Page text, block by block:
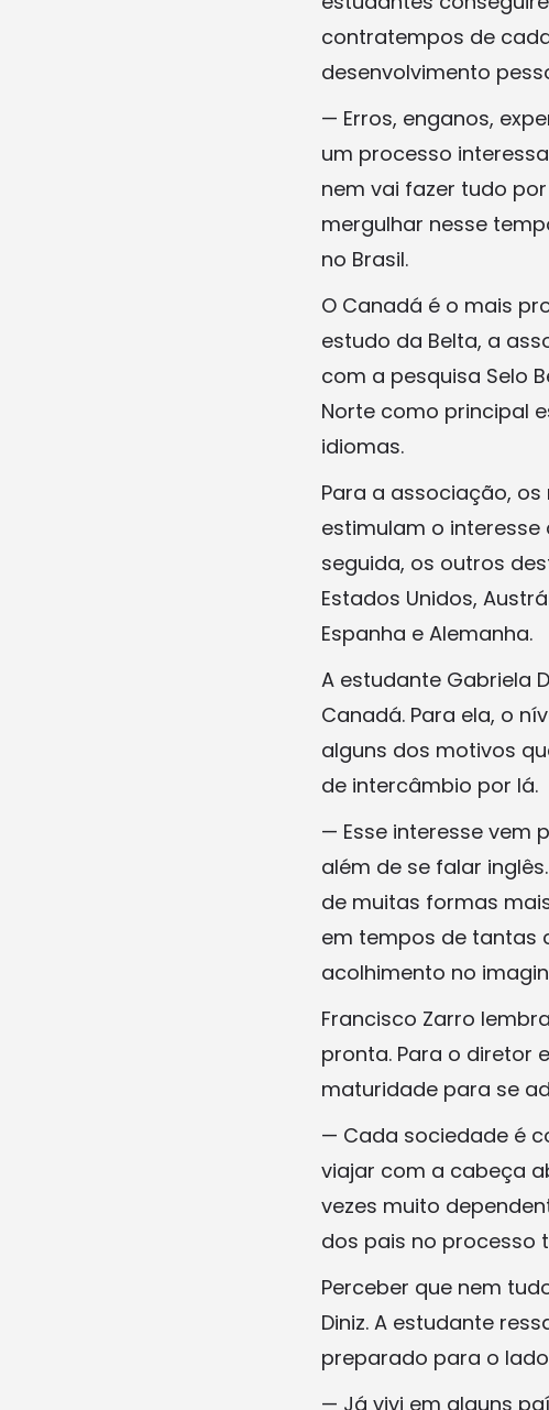
contratempos de
desenvolvimento
— Erros, enganos,
um processo
nem vai fazer tudo
mergulhar nesse
no Brasil.
O Canadá é o mais
estudo da Belta, a
com a pesquisa Selo
Norte como principal
idiomas.
Para a associação,
estimulam o interesse
seguida, os outros
Estados Unidos,
Espanha e Alemanha.
A estudante Gabriela
Canadá. Para ela, o
alguns dos motivos
de intercâmbio por lá.
— Esse interesse vem
além de se falar
de muitas formas
em tempos de tantas
acolhimento no
Francisco Zarro
pronta. Para o diretor
maturidade para se
— Cada sociedade é
viajar com a cabeça
vezes muito
dos pais no processo
Perceber que nem
Diniz. A estudante
preparado para o
— Já vivi em alguns